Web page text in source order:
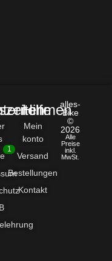
1
Hilfe
Mein
konto
Versand
Bestellungen
Kontakt
alles-
Bike
©
2026
Alle
Preise
inkl.
MwSt.